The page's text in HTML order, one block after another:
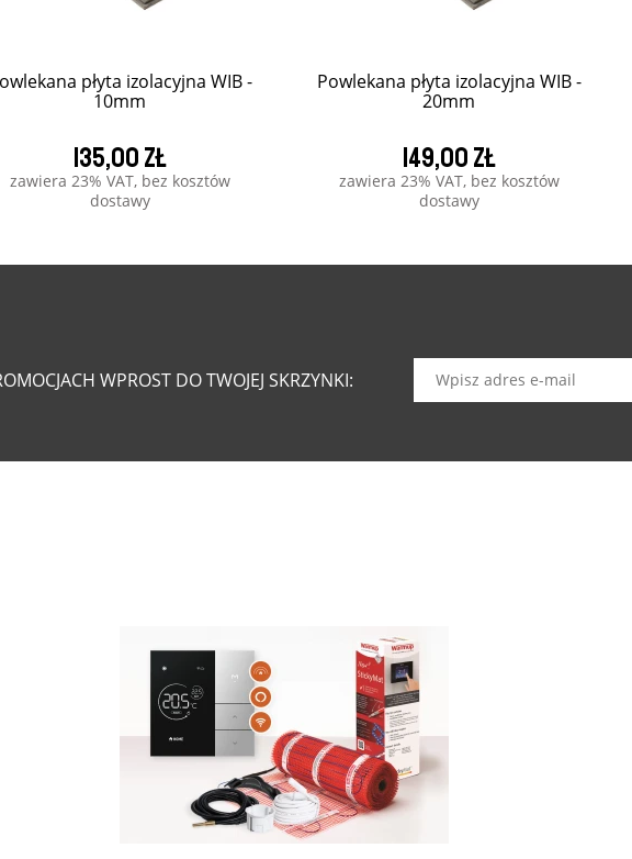
płyta izolacyjna WIB -
10mm
135,00 zł
zawiera 23% VAT, bez kosztów
dostawy
Powlekana płyta izolacyjna WIB -
20mm
149,00 zł
zawiera 23% VAT, bez kosztów
dostawy
WPROST DO TWOJEJ SKRZYNKI: